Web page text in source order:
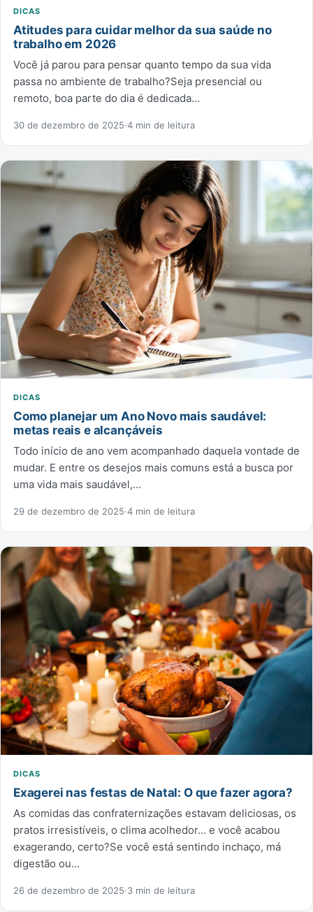
DICAS
Atitudes para cuidar melhor da sua saúde no
trabalho em 2026
Você já parou para pensar quanto tempo da sua vida
passa no ambiente de trabalho?Seja presencial ou
remoto, boa parte do dia é dedicada…
30 de dezembro de 2025·4 min de leitura
DICAS
Como planejar um Ano Novo mais saudável:
metas reais e alcançáveis
Todo início de ano vem acompanhado daquela vontade de
mudar. E entre os desejos mais comuns está a busca por
uma vida mais saudável,…
29 de dezembro de 2025·4 min de leitura
DICAS
Exagerei nas festas de Natal: O que fazer agora?
As comidas das confraternizações estavam deliciosas, os
pratos irresistíveis, o clima acolhedor… e você acabou
exagerando, certo?Se você está sentindo inchaço, má
digestão ou…
26 de dezembro de 2025·3 min de leitura